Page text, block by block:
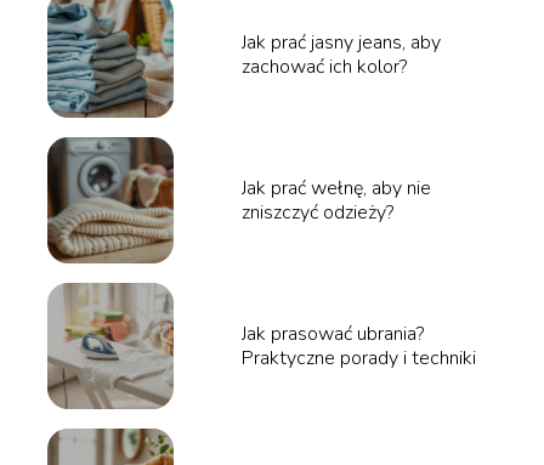
Jak prać jasny jeans, aby
zachować ich kolor?
Jak prać wełnę, aby nie
zniszczyć odzieży?
Jak prasować ubrania?
Praktyczne porady i techniki